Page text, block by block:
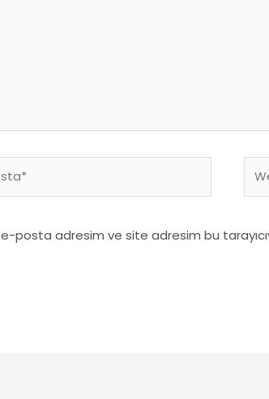
e-posta adresim ve site adresim bu